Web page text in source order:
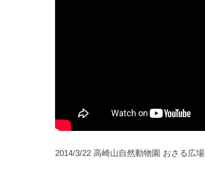
2014/3/22 高崎山自然動物園 おさる広場